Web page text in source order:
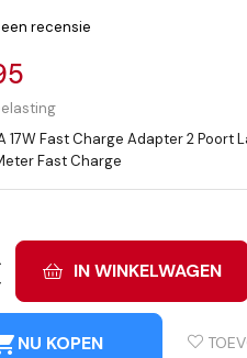
recensie
17W Fast Charge Adapter 2 Poort
Fast Charge
IN WINKELWAGEN
NU KOPEN